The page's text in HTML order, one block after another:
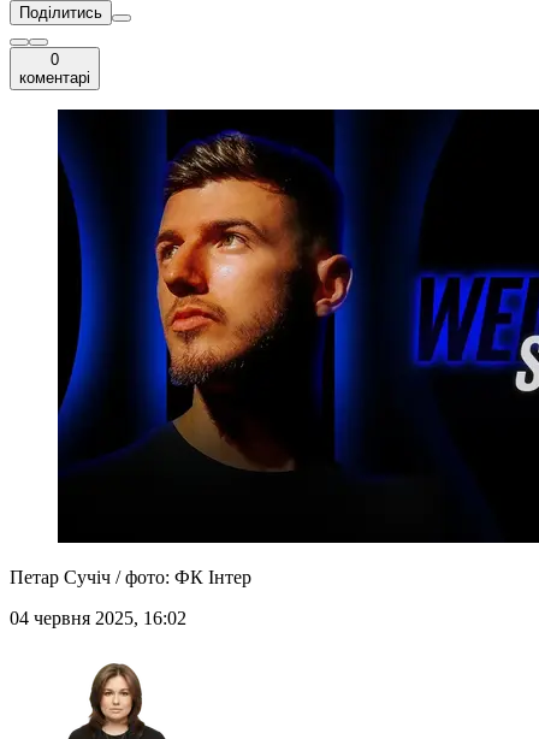
Поділитись
0
коментарі
Петар Сучіч / фото: ФК Інтер
04 червня 2025, 16:02